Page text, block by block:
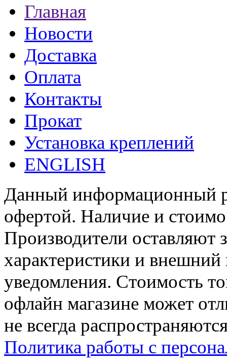
Главная
Новости
Доставка
Оплата
Контакты
Прокат
Установка креплений
ENGLISH
Данный информационный
офертой. Наличие и
Производители оставляют
характеристики и внешний
уведомления. Стоимость
офлайн магазине может
не всегда
Политика работы с